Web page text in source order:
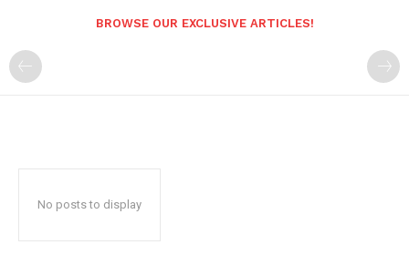
BROWSE OUR EXCLUSIVE ARTICLES!
No posts to display